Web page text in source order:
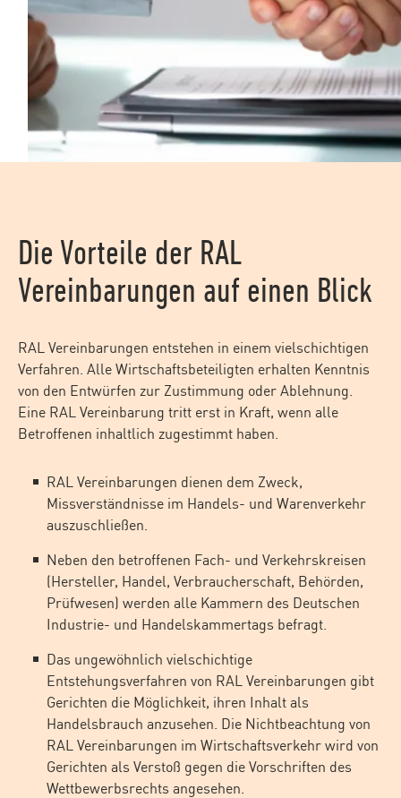
Die Vorteile der RAL
Vereinbarungen auf einen Blick
RAL Vereinbarungen entstehen in einem vielschichtigen
Verfahren. Alle Wirtschaftsbeteiligten erhalten Kenntnis
von den Entwürfen zur Zustimmung oder Ablehnung.
Eine RAL Vereinbarung tritt erst in Kraft, wenn alle
Betroffenen inhaltlich zugestimmt haben.
RAL Vereinbarungen dienen dem Zweck,
Missverständnisse im Handels- und Warenverkehr
auszuschließen.
Neben den betroffenen Fach- und Verkehrskreisen
(Hersteller, Handel, Verbraucherschaft, Behörden,
Prüfwesen) werden alle Kammern des Deutschen
Industrie- und Handelskammertags befragt.
Das ungewöhnlich vielschichtige
Entstehungsverfahren von RAL Vereinbarungen gibt
Gerichten die Möglichkeit, ihren Inhalt als
Handelsbrauch anzusehen. Die Nichtbeachtung von
RAL Vereinbarungen im Wirtschaftsverkehr wird von
Gerichten als Verstoß gegen dieVorschriften des
Wettbewerbsrechts angesehen.